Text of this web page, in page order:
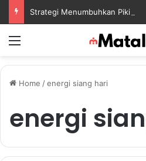
Home /energi siang hari
energi